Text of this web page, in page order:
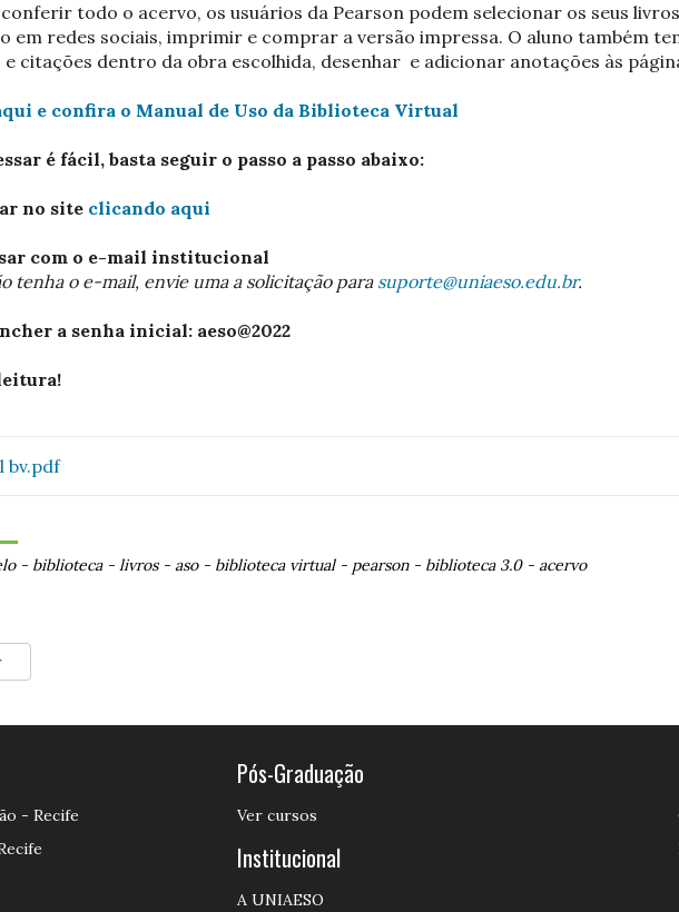
conferir todo o acervo, os usuários da Pearson podem selecionar os seus
em redes sociais, imprimir e comprar a versão impressa. O aluno também
e citações dentro da obra escolhida, desenhar e adicionar anotações às
e confira o Manual de Uso da Biblioteca Virtual
é fácil, basta seguir o passo a passo abaixo:
no site clicando aqui
com o e-mail institucional
tenha o e-mail, envie uma a solicitação para suporte@uniaeso.edu.br.
a senha inicial: aeso@2022
bv.pdf
- biblioteca- livros- aso- biblioteca virtual- pearson- biblioteca 3.0- acervo
- Recife
Pós-Graduação
Ver cursos
Institucional
A UNIAESO